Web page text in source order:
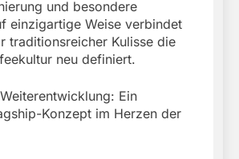
und besondere
einzigartige Weise verbindet
traditionsreicher Kulisse die
neu definiert.
Ein
Konzept im Herzen der